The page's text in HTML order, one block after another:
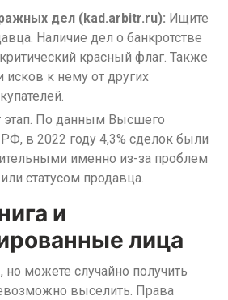
дел (kad.arbitr.ru): Ищите
Наличие дел о банкротстве
красный флаг. Также
исков к нему от других
этап. По данным Высшего
в 2022 году 4,3% сделок были
именно из-за проблем
статусом продавца.
и
лица
но можете случайно получить
выселить. Права